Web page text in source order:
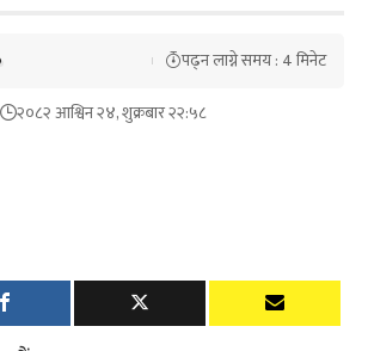
२०८२ आश्विन २४, शुक्रबार २२:५८
पढ्न लाग्ने समय : 4 मिनेट